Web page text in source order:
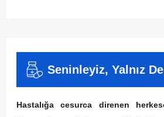
Seninleyiz, Yalnız
Hastalığa cesurca direnen